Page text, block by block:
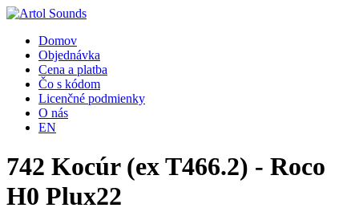
Domov
Objednávka
Cena a platba
Čo s kódom
Licenčné podmienky
O nás
EN
742 Kocúr (ex T466.2) - Roco
H0 Plux22